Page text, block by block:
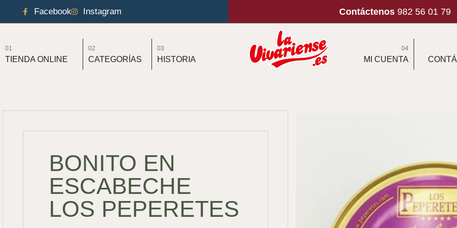
Facebook Instagram Contáctenos 982 56 01 79
01
TIENDA ONLINE
02
CATEGORÍAS
03
HISTORIA
04
MI CUENTA
BONITO EN
ESCABECHE
LOS PEPERETES